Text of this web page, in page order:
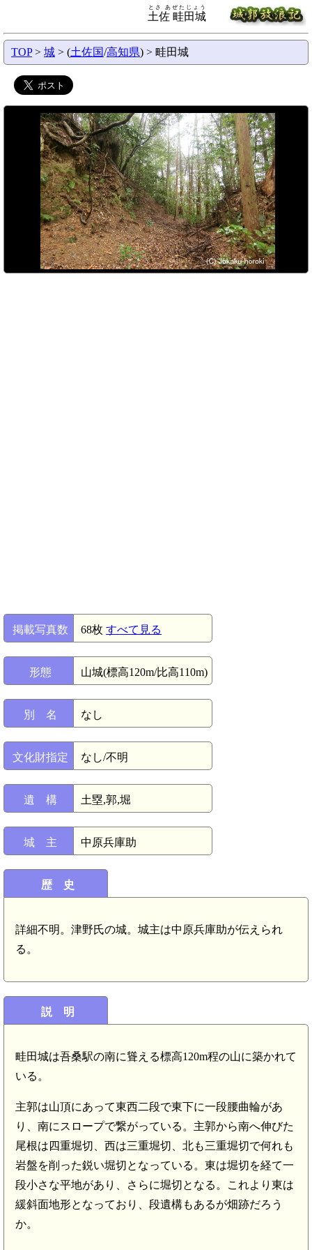
土佐 畦田城
とさ あぜたじょう
TOP> 城 > (土佐国/高知県) > 畦田城
掲載写真数 68枚 すべて見る
形態 山城(標高120m/比高110m)
別 名 なし
文化財指定 なし/不明
遺 構 土塁,郭,堀
城 主 中原兵庫助
歴 史
詳細不明。津野氏の城。城主は中原兵庫助が伝えられ
る。
説 明
畦田城は吾桑駅の南に聳える標高120m程の山に築かれて
いる。
主郭は山頂にあって東西二段で東下に一段腰曲輪があ
り、南にスロープで繋がっている。主郭から南へ伸びた
尾根は四重堀切、西は三重堀切、北も三重堀切で何れも
岩盤を削った鋭い堀切となっている。東は堀切を経て一
段小さな平地があり、さらに堀切となる。これより東は
緩斜面地形となっており、段遺構もあるが畑跡だろう
か。